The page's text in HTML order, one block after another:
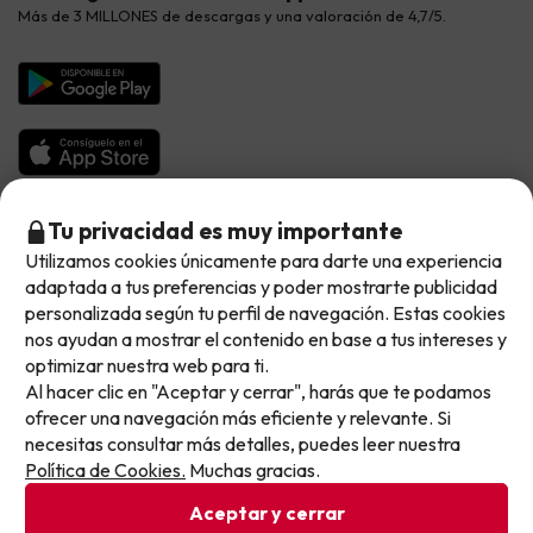
No llegas tarde: llegas al siguiente.
Este chollo ya ha caducado, pero cada día lanzamos
nuevas oportunidades para viajar mejor y pagar
menos.
Apúntate y que el próximo no se te escape.
Pon tu mejor e-mail
Viajes para grupos
Hoteles Salou
Chollos con Todo Incluido
Chollos en la playa
Chollos con Vuelo Incluido
Hoteles con toboganes
Selección de la Newsletter
Los favoritos de nuestros clientes
Vacaciones en Octubre
Vacaciones en Noviembre
Preguntas frecuentes
Más de 3 MILLONES de descargas y una valoración de 4,7/5.
Métodos de pago disponibles
Condiciones generales
Privacidad datos
Política de cookies
Viajes para ti S.L.U. Copyright © Buscounchollo.com 2010 -
Tu privacidad es muy importante
Utilizamos cookies únicamente para darte una experiencia
adaptada a tus preferencias y poder mostrarte publicidad
personalizada según tu perfil de navegación. Estas cookies
nos ayudan a mostrar el contenido en base a tus intereses y
optimizar nuestra web para ti.
Al hacer clic en "Aceptar y cerrar", harás que te podamos
ofrecer una navegación más eficiente y relevante. Si
necesitas consultar más detalles, puedes leer nuestra
Política de Cookies. Muchas gracias.
Aceptar y cerrar